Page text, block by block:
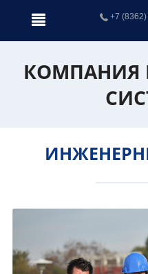
+7 (8362)
КОМПАНИЯ